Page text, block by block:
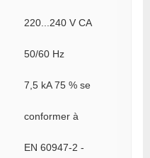
220...240 V CA
50/60 Hz
7,5 kA 75 % se
conformer à
EN 60947-2 -